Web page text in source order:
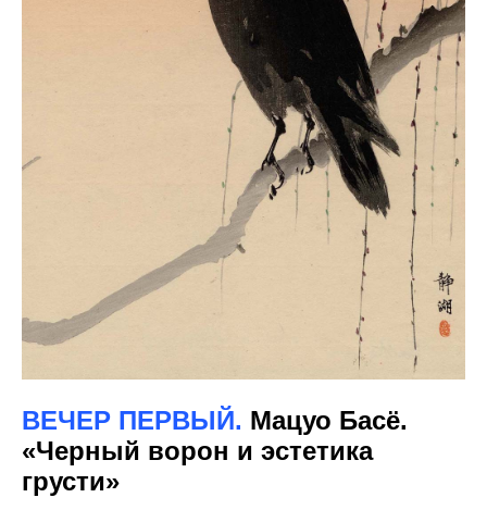
ВЕЧЕР ПЕРВЫЙ. Мацуо Басё.
«Черный ворон и эстетика
грусти»